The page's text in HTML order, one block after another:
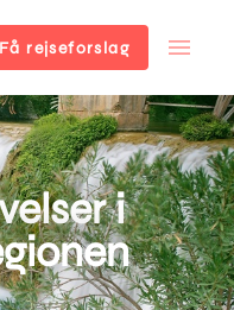
Få rejseforslag
i